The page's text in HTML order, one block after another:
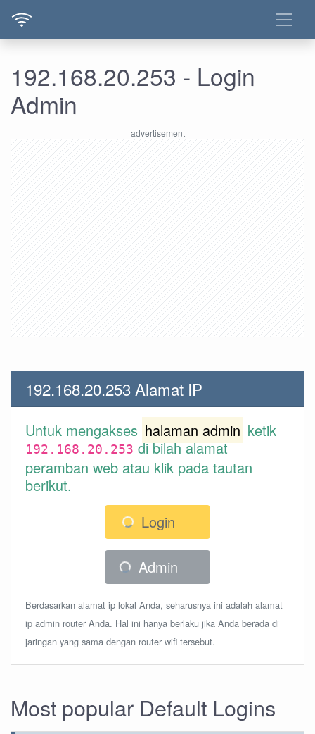
192.168.20.253 - Login
Admin
192.168.20.253 Alamat IP
Untuk mengakses halaman admin ketik
192.168.20.253 di bilah alamat
peramban web atau klik pada tautan
berikut.
Login
Admin
Berdasarkan alamat ip lokal Anda, seharusnya ini adalah alamat
ip admin router Anda. Hal ini hanya berlaku jika Anda berada di
jaringan yang sama dengan router wifi tersebut.
Most popular Default Logins